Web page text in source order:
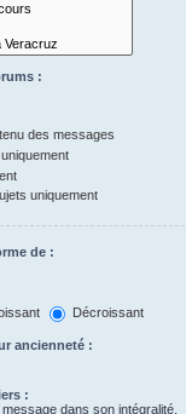
:
des messages
uniquement
de :
Décroissant
ancienneté :
:
dans son intégralité.